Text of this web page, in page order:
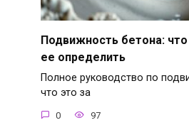
Подвижность бетона: что
ее определить
Полное руководство по
что это за
0 97